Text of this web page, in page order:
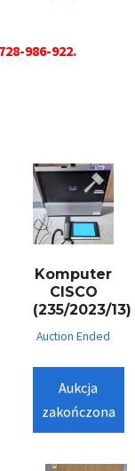
986-922.
Komputer
CISCO
(235/2023/13)
Auction Ended
Aukcja
zakończona